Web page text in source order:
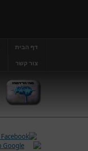
דף הבית
צור קשר